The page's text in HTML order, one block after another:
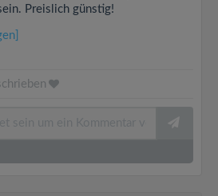
Preislich günstig!